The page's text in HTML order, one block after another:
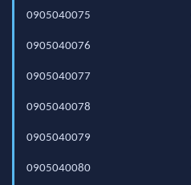
0905040075
0905040076
0905040077
0905040078
0905040079
0905040080